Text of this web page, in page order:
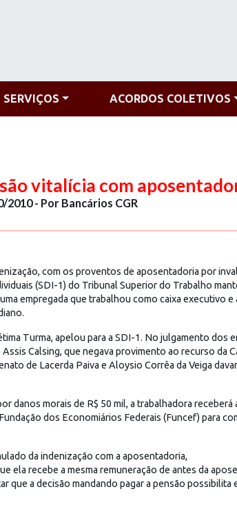
SERVIÇOS ACORDOS COLETIVOS
vitalícia com
2010 - Por Bancários CGR
com os proventos de aposentadoria por
(SDI-1) do Tribunal Superior do Trabalho
empregada que trabalhou como caixa executivo
Turma, apelou para a SDI-1. No julgamento dos
Calsing, que negava provimento ao recurso da
de Lacerda Paiva e Aloysio Corrêa da Veiga
danos morais de R$ 50 mil, a trabalhadora
dos Economiários Federais (Funcef) para
da indenização com a aposentadoria,
ela recebe a mesma remuneração de antes da
que a decisão mandando pagar a pensão possibilita